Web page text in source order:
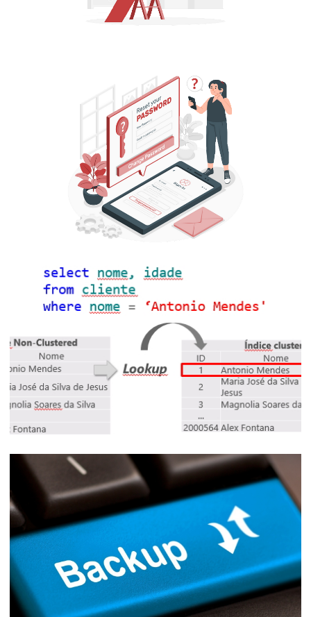
Azure Data Factory (ADF) - Como alterar
o Service Objective e redimensionar um
Azure SQL Database utilizando comandos
13 de agosto de 2022 5 min de leitura
Azure SQL Database - Como criar e
gerenciar usuários e logins com
autenticação SQL e Azure Active
Directory (Azure AD)
13 de maio de 2022 11 min de leitura
SQL Server e Azure SQL Database: Como
Identificar ocorrências de Key Lookup
através da plancache
14 de abril de 2022 7 min de leitura